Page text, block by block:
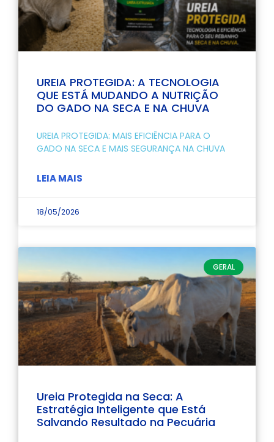
UREIA PROTEGIDA: A TECNOLOGIA
QUE ESTÁ MUDANDO A NUTRIÇÃO
DO GADO NA SECA E NA CHUVA
UREIA PROTEGIDA: MAIS EFICIÊNCIA PARA O
GADO NA SECA E MAIS SEGURANÇA NA CHUVA
LEIA MAIS
18/05/2026
GERAL
Ureia Protegida na Seca: A
Estratégia Inteligente que Está
Salvando Resultado na Pecuária